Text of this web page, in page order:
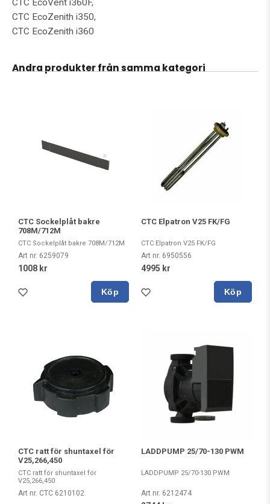
CTC EcoVent i360F,
CTC EcoZenith i350,
CTC EcoZenith i360
Andra produkter från samma kategori
CTC Sockelplåt bakre
708M/712M
CTC Sockelplåt bakre 708M/712M
Art nr. 6259079
1008 kr
Köp
CTC Elpatron V25 FK/FG
CTC Elpatron V25 FK/FG
Art nr. 6950556
4995 kr
Köp
CTC ratt för shuntaxel för
V25,266,450
CTC ratt för shuntaxel för
V25,266,450
Art nr. CTC 6210102
LADDPUMP 25/70-130 PWM
LADDPUMP 25/70-130 PWM
Art nr. 6212474